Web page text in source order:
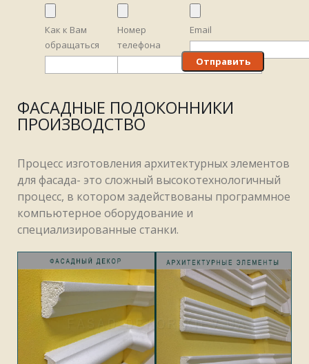
Как к Вам
обращаться
Номер
телефона
Email
ФАСАДНЫЕ ПОДОКОННИКИ
ПРОИЗВОДСТВО
Процесс изготовления архитектурных элементов
для фасада- это сложный высокотехнологичный
процесс, в котором задействованы программное
компьютерное оборудование и
специализированные станки.